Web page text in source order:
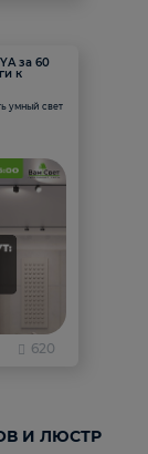
за 60
к
умный свет
620
И ЛЮСТР